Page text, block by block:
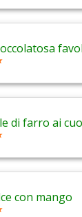
di farro ai
con mango